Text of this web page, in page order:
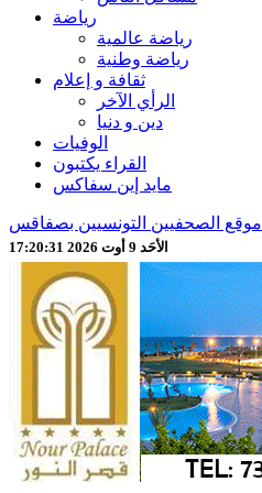
رياضة
رياضة عالمية
رياضة وطنية
ثقافة و إعلام
الرأي الآخر
دين و دنيا
الوفيات
القراء يكتبون
مايد إين سفاكس
موقع الصحفيين التونسيين بصفاقس
الأحَد 9 أوت 2026 17:20:33